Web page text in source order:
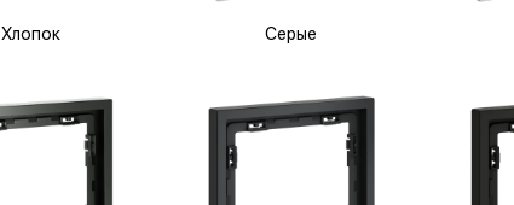
Хлопок Серые